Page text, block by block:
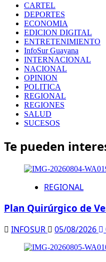
CARTEL
DEPORTES
ECONOMIA
EDICION DIGITAL
ENTRETENIMIENTO
InfoSur Guayana
INTERNACIONAL
NACIONAL
OPINION
POLITICA
REGIONAL
REGIONES
SALUD
SUCESOS
Te pueden
REGIONAL
Plan Quirúrgico de
INFOSUR 05/08/2026